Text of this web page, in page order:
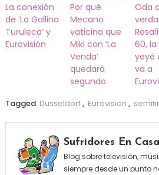
La conexión
de ‘La Gallina
Turuleca’ y
Eurovisión
Por qué
Mecano
vaticina que
Miki con ‘La
Venda’
quedará
segundo
Oda
60,
yeyé
va a
Tagged Dusseldorf, Eurovision ,
Sufridores En Casa
Blog sobre televisión,
siempre desde un punto